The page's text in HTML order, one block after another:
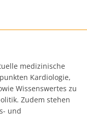
medizinische
Kardiologie,
Wissenswertes zu
Zudem stehen
und